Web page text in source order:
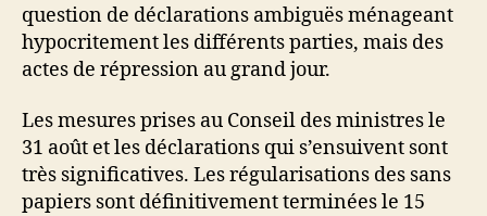
question de déclarations ambiguës ménageant
hypocritement les différents parties, mais des
actes de répression au grand jour.
Les mesures prises au Conseil des ministres le
31 août et les déclarations qui s’ensuivent sont
très significatives. Les régularisations des sans
papiers sont définitivement terminées le 15